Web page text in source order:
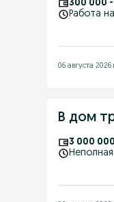
300 000
Работа
06 августа 2026
В дом
3 000